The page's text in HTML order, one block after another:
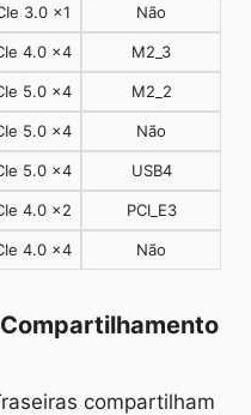
3.0 x1 Não
4.0 x4 M2_3
5.0 x4 M2_2
5.0 x4 Não
5.0 x4 USB4
4.0 x2 PCI_E3
4.0 x4 Não
compartilham